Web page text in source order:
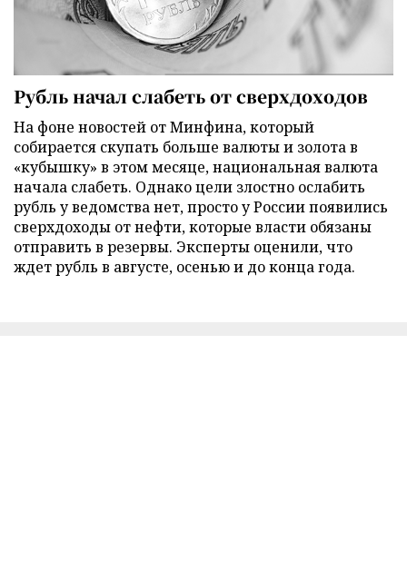
Рубль начал слабеть от сверхдоходов
На фоне новостей от Минфина, который
собирается скупать больше валюты и золота в
«кубышку» в этом месяце, национальная валюта
начала слабеть. Однако цели злостно ослабить
рубль у ведомства нет, просто у России появились
сверхдоходы от нефти, которые власти обязаны
отправить в резервы. Эксперты оценили, что
ждет рубль в августе, осенью и до конца года.